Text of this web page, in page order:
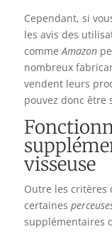
Cependant, si
les avis des
commeAmazon
nombreux
vendent leurs
pouvez donc être
visseuse
Outre les critères
certaines
supplémentaires